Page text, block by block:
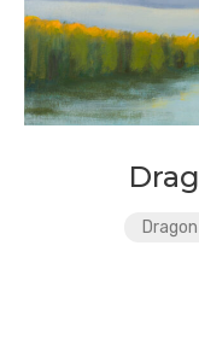
Dragon